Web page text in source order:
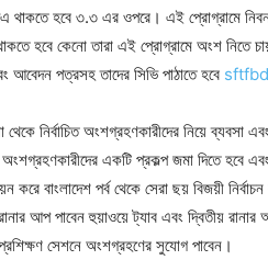
থাকতে হবে ৩.৩ এর ওপরে। এই প্রোগ্রামে
হবে কেনো তারা এই প্রোগ্রামে অংশ নিতে
আবেদন পত্রসহ তাদের সিভি পাঠাতে হবে
থেকে নির্বাচিত অংশগ্রহণকারীদের নিয়ে ব্যবসা
অংশগ্রহণকারীদের একটি প্রকল্প জমা দিতে হবে
করে বাংলাদেশ পর্ব থেকে সেরা ছয় বিজয়ী
আপ পাবেন হুয়াওয়ে ট্যাব এবং দ্বিতীয়
সেশনে অংশগ্রহণের সুযোগ পাবেন।